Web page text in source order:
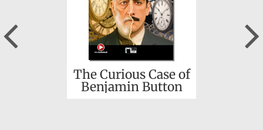
The Curious Case of
Benjamin Button
Previous